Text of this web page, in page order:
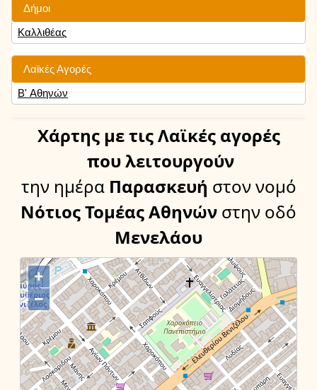
Δήμοι
Καλλιθέας
Λαϊκές Αγορές
Β' Αθηνών
Χάρτης με τις Λαϊκές αγορές
που λειτουργούν
την ημέραΠαρασκευή στον νομό
Νότιος Τομέας Αθηνών στην οδό
Μενελάου
+
−